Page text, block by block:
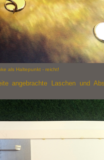
als Haltepunkt - reicht!
angebrachte Laschen und